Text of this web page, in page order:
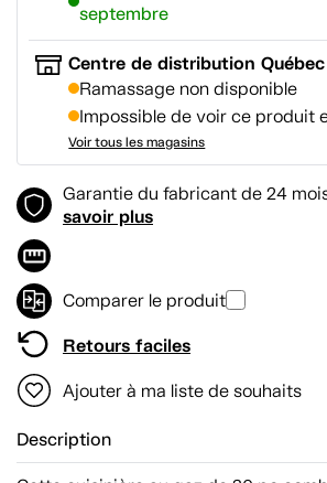
septembre
Centre de distribution Québec
Ramassage non disponible
Impossible de voir ce produit
Voir tous les magasins
Garantie du fabricant de 24
savoir plus
Comparer le produit
Retours faciles
Ajouter à ma liste de souhaits
Description